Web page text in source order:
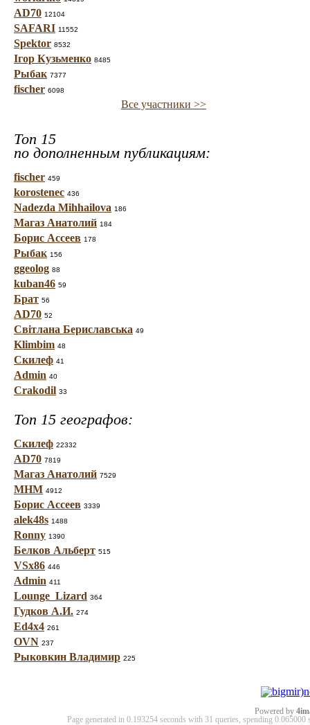
AD70 12104
SAFARI 11552
Spektor 8532
Ігор Кузьменко 8485
Рыбак 7377
fischer 6098
Все участники >>
Топ 15
по дополненным публикациям:
fischer 459
korostenec 436
Nadezda Mihhailova 186
Магаз Анатолий 184
Борис Ассеев 178
Рыбак 156
ggeolog 88
kuban46 59
Брат 56
AD70 52
Світлана Бериславська 49
Klimbim 48
Скилеф 41
Admin 40
Crakodil 33
Топ 15 географов:
Скилеф 22332
AD70 7819
Магаз Анатолий 7529
МНМ 4912
Борис Ассеев 3339
alek48s 1488
Ronny 1390
Белков Альберт 515
VSx86 446
Admin 411
Lounge_Lizard 364
Гудков А.И. 274
Ed4x4 261
OVN 237
Рыковкин Владимир 225
Powered by
Page generated in 0.193254 seconds with 31 queries, spending